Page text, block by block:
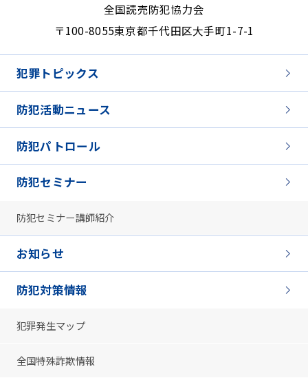
全国読売防犯協力会
〒100-8055東京都千代田区大手町1-7-1
犯罪トピックス
防犯活動ニュース
防犯パトロール
防犯セミナー
防犯セミナー講師紹介
お知らせ
防犯対策情報
犯罪発生マップ
全国特殊詐欺情報